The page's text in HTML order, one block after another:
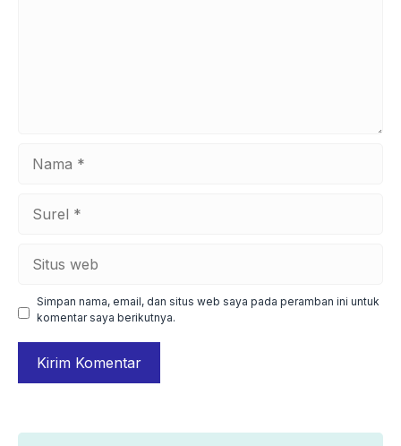
Simpan nama, email, dan situs web saya pada peramban ini untuk
komentar saya berikutnya.